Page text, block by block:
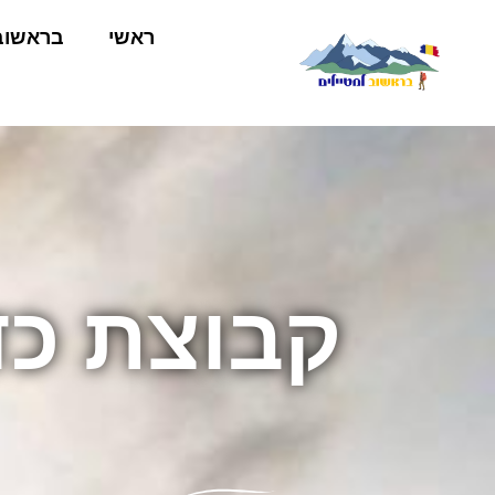
ראשי
קבוצת